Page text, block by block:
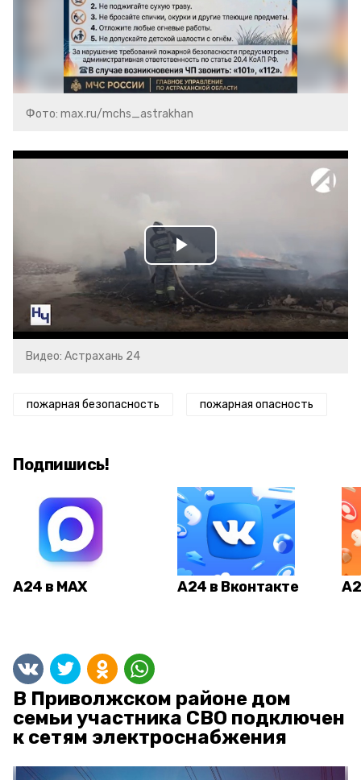
Фото: max.ru/mchs_astrakhan
Play
Video
Видео: Астрахань 24
пожарная безопасность пожарная опасность
Подпишись!
А24 в MAX А24 в Вконтакте
В Приволжском районе дом
семьи участника СВО подключен
к сетям электроснабжения